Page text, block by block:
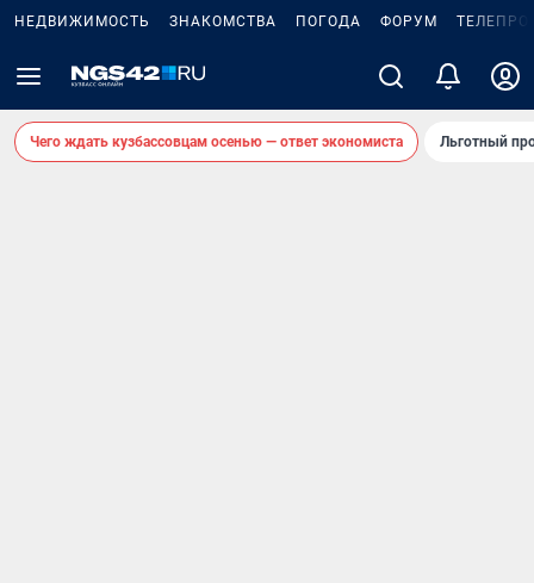
НЕДВИЖИМОСТЬ ЗНАКОМСТВА ПОГОДА ФОРУМ
Чего ждать кузбассовцам осенью — ответ экономиста Льготный